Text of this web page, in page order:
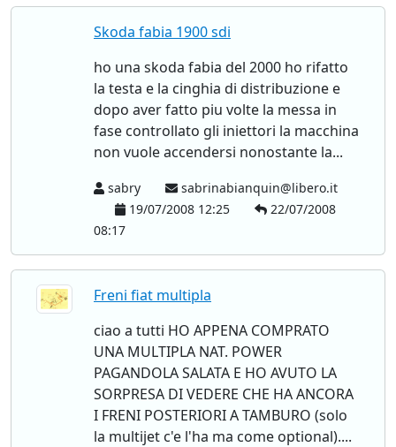
Skoda fabia 1900 sdi
ho una skoda fabia del 2000 ho rifatto
la testa e la cinghia di distribuzione e
dopo aver fatto piu volte la messa in
fase controllato gli iniettori la macchina
non vuole accendersi nonostante la...
sabry
sabrinabianquin@libero.it
19/07/2008 12:25
22/07/2008
08:17
Freni fiat multipla
ciao a tutti HO APPENA COMPRATO
UNA MULTIPLA NAT. POWER
PAGANDOLA SALATA E HO AVUTO LA
SORPRESA DI VEDERE CHE HA ANCORA
I FRENI POSTERIORI A TAMBURO (solo
la multijet c'e l'ha ma come optional)....